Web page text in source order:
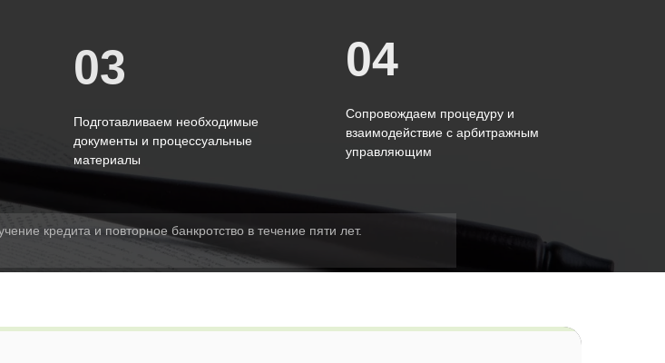
кредита и повторное банкротство в течение пяти лет.
03
Подготавливаем необходимые
документы и процессуальные
материалы
04
Сопровождаем процедуру и
взаимодействие с арбитражным
управляющим